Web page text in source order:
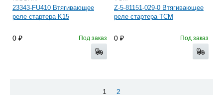
23343-FU410 Втягивающее
реле стартера K15
0 Под заказ
Z-5-81151-029-0 Втягивающее
реле стартера TCM
0 Под заказ
1 2